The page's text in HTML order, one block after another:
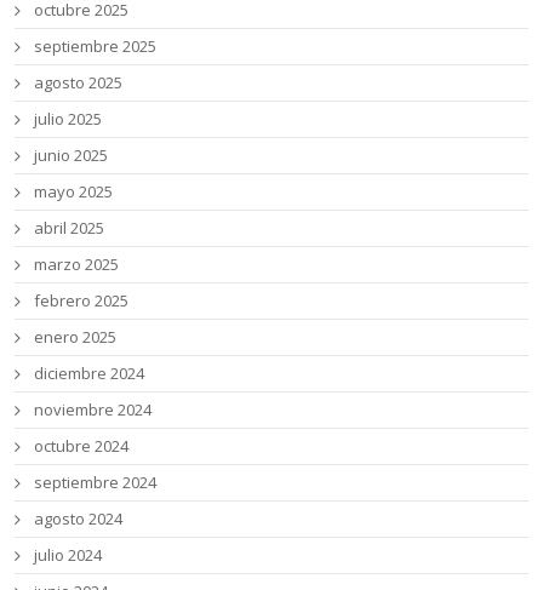
octubre 2025
septiembre 2025
agosto 2025
julio 2025
junio 2025
mayo 2025
abril 2025
marzo 2025
febrero 2025
enero 2025
diciembre 2024
noviembre 2024
octubre 2024
septiembre 2024
agosto 2024
julio 2024